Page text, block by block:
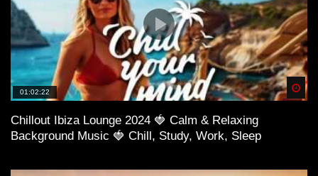
01:02:22
Chillout Ibiza Lounge 2024 🍓 Calm & Relaxing
Background Music 🍓 Chill, Study, Work, Sleep